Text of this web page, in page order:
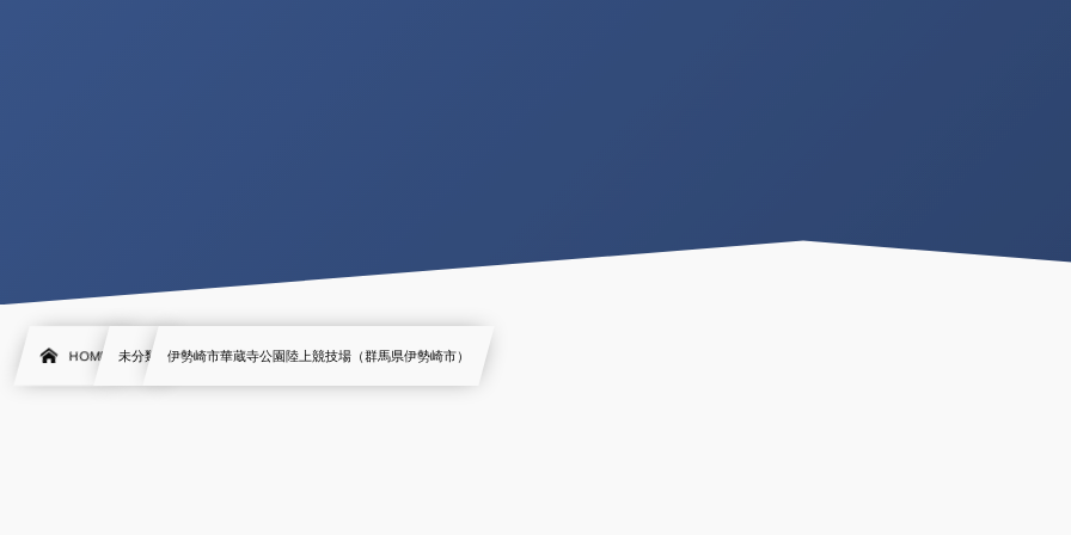
HOME 未分類 伊勢崎市華蔵寺公園陸上競技場（群馬県伊勢崎市）